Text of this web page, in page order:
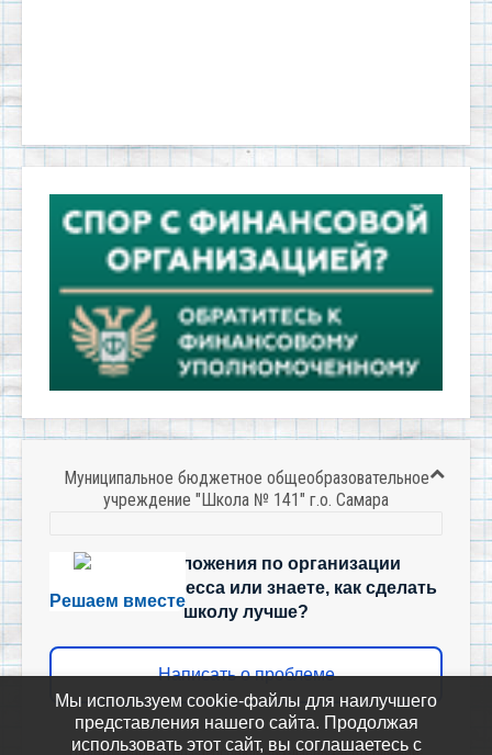
Муниципальное бюджетное общеобразовательное
учреждение "Школа № 141" г.о. Самара
Решаем вместе
Есть предложения по организации
учебного процесса или знаете, как сделать
школу лучше?
Написать о проблеме
Мы используем cookie-файлы для наилучшего
представления нашего сайта. Продолжая
использовать этот сайт, вы соглашаетесь с